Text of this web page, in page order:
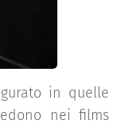
in quelle
nei films